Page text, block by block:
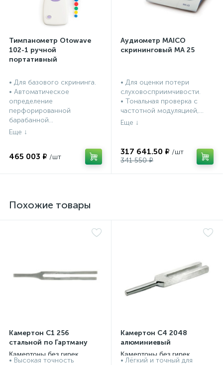
Тимпанометр Otowave
102-1 ручной
портативный
• Для базового скрининга.
• Автоматическое
определение
перфорированной
барабанной...
465 003 ₽
Аудиометр MAICO
скрининговый МА 25
• Для оценки потери
слуховосприимчивости.
• Тональная проверка с
частотной модуляцией,...
317 641.50 ₽
341 550 ₽
Похожие товары
Камертон C1 256
стальной по Гартману
Камертоны без гирек
• Высокая точность
Камертон C4 2048
алюминиевый
Камертоны без гирек
• Лёгкий и точный для